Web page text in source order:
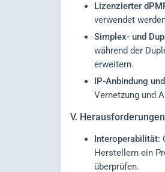
Lizenzierter
verwendet
Simplex- und
während der
erweitern.
IP-Anbindung
Vernetzung und
V.
Interoperabilität:
Herstellern ein
überprüfen.